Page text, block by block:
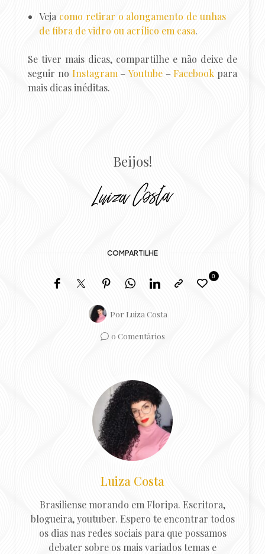
Veja como retirar o alongamento de unhas
de fibra de vidro ou acrílico em casa.
Se tiver mais dicas, compartilhe e não deixe de
seguir no Instagram – Youtube–Facebook para
mais dicas inéditas.
Beijos!
COMPARTILHE
Por Luiza Costa
0
0 Comentários
Luiza Costa
Brasiliense morando em Floripa. Escritora,
blogueira, youtuber. Espero te encontrar todos
os dias nas redes sociais para que possamos
debater sobre os mais variados temas e